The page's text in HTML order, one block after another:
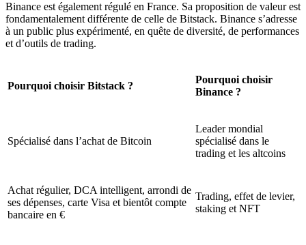
Binance est également régulé en France. Sa proposition de valeur est
fondamentalement différente de celle de Bitstack. Binance s’adresse
à un public plus expérimenté, en quête de diversité, de performances
et d’outils de trading.
Pourquoi choisir Bitstack ?
Pourquoi choisir
Binance ?
Spécialisé dans l’achat de Bitcoin
Leader mondial
spécialisé dans le
trading et les altcoins
Achat régulier, DCA intelligent, arrondi de
ses dépenses, carte Visa et bientôt compte
bancaire en €
Trading, effet de levier,
staking et NFT